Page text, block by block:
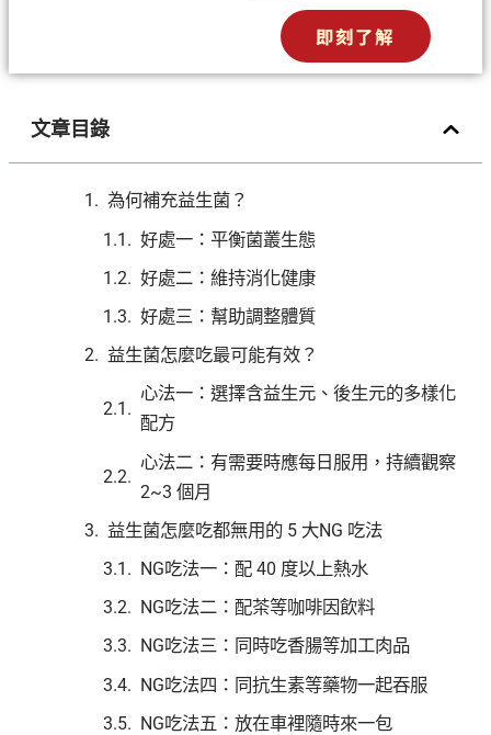
即刻了解
文章目錄
為何補充益生菌？
好處一：平衡菌叢生態
好處二：維持消化健康
好處三：幫助調整體質
益生菌怎麼吃最可能有效？
心法一：選擇含益生元、後生元的多樣化
配方
心法二：有需要時應每日服用，持續觀察
2~3 個月
益生菌怎麼吃都無用的 5 大NG 吃法
NG吃法一：配 40 度以上熱水
NG吃法二：配茶等咖啡因飲料
NG吃法三：同時吃香腸等加工肉品
NG吃法四：同抗生素等藥物一起吞服
NG吃法五：放在車裡隨時來一包